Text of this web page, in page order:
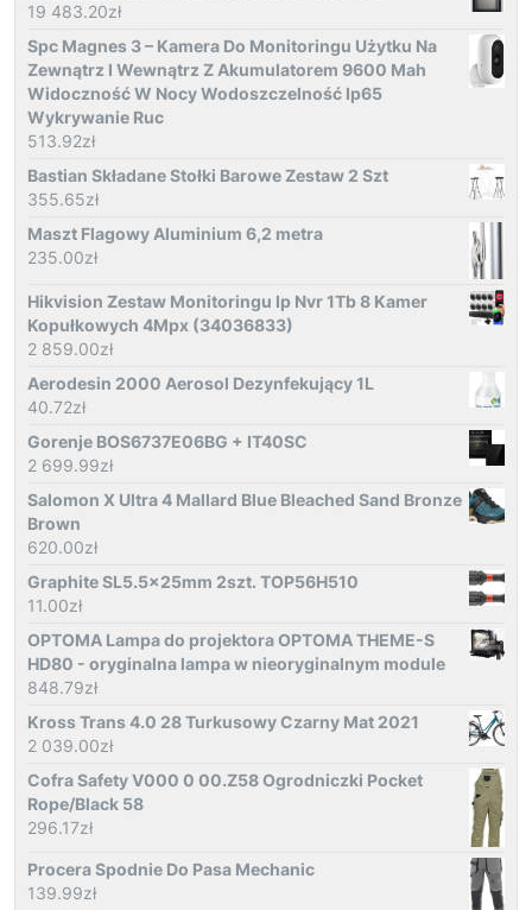
19 483.20zł
Spc Magnes 3 – Kamera Do Monitoringu Użytku Na
Zewnątrz I Wewnątrz Z Akumulatorem 9600 Mah
Widoczność W Nocy Wodoszczelność Ip65
Wykrywanie Ruc
513.92zł
Bastian Składane Stołki Barowe Zestaw 2 Szt
355.65zł
Maszt Flagowy Aluminium 6,2 metra
235.00zł
Hikvision Zestaw Monitoringu Ip Nvr 1Tb 8 Kamer
Kopułkowych 4Mpx (34036833)
2 859.00zł
Aerodesin 2000 Aerosol Dezynfekujący 1L
40.72zł
Gorenje BOS6737E06BG + IT40SC
2 699.99zł
Salomon X Ultra 4 Mallard Blue Bleached Sand Bronze
Brown
620.00zł
Graphite SL5.5x25mm 2szt. TOP56H510
11.00zł
OPTOMA Lampa do projektora OPTOMA THEME-S
HD80 - oryginalna lampa w nieoryginalnym module
848.79zł
Kross Trans 4.0 28 Turkusowy Czarny Mat 2021
2 039.00zł
Cofra Safety V000 0 00.Z58 Ogrodniczki Pocket
Rope/Black 58
296.17zł
Procera Spodnie Do Pasa Mechanic
139.99zł